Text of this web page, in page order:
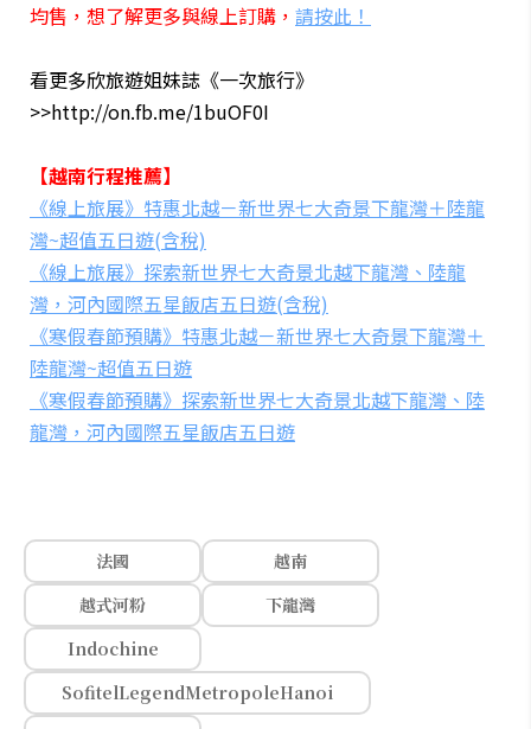
均售，想了解更多與線上訂購， 請按此！
看更多欣旅遊姐妹誌《一次旅行》
>>http://on.fb.me/1buOF0I
【越南行程推薦】
《線上旅展》特惠北越－新世界七大奇景下龍灣＋陸龍
灣~超值五日遊(含稅)
《線上旅展》探索新世界七大奇景北越下龍灣、陸龍
灣，河內國際五星飯店五日遊(含稅)
《寒假春節預購》特惠北越－新世界七大奇景下龍灣＋
陸龍灣~超值五日遊
《寒假春節預購》探索新世界七大奇景北越下龍灣、陸
龍灣，河內國際五星飯店五日遊
法國
越南
越式河粉
下龍灣
Indochine
SofitelLegendMetropoleHanoi